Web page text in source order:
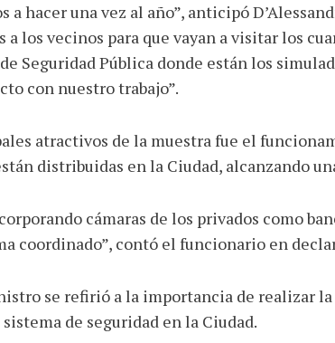
a hacer una vez al año”, anticipó
a los vecinos para que vayan a visitar los
Seguridad Pública donde están los
con nuestro trabajo”.
atractivos de la muestra fue el
distribuidas en la Ciudad, alcanzando
cámaras de los privados como
coordinado”, contó el funcionario en
se refirió a la importancia de realizar
de seguridad en la Ciudad.